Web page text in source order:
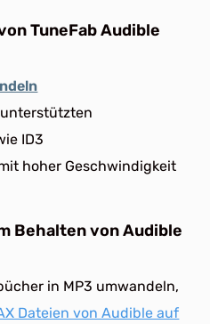
TuneFab Audible
ID3
hoher Geschwindigkeit
Behalten von Audible
in MP3 umwandeln,
Dateien von Audible auf